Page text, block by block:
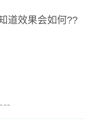
道效果会如何??